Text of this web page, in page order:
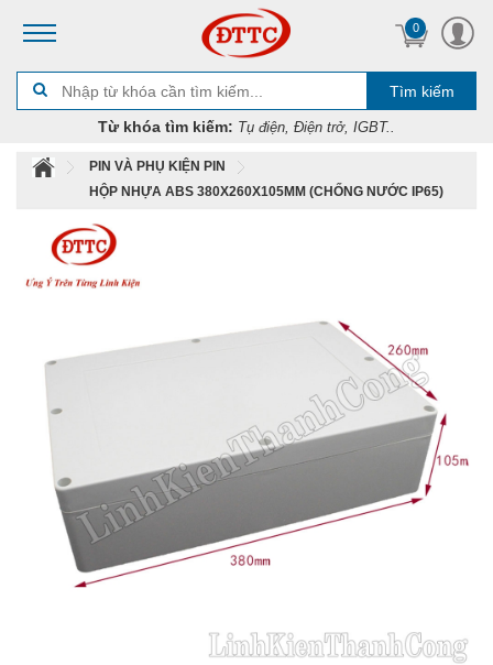
0
Tìm kiếm
Từ khóa tìm kiếm: Tụ điện, Điện trở, IGBT..
PIN VÀ PHỤ KIỆN PIN
HỘP NHỰA ABS 380X260X105MM (CHỐNG NƯỚC IP65)